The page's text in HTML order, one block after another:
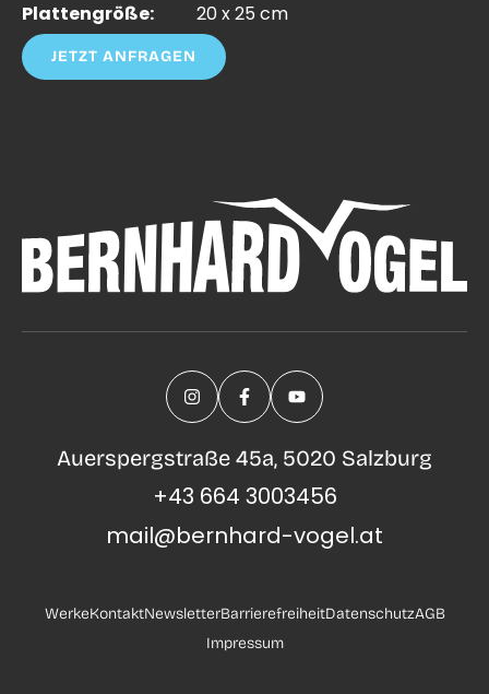
Plattengröße:
20 x 25 cm
JETZT ANFRAGEN
Auerspergstraße 45a, 5020 Salzburg
+43 664 3003456
mail@bernhard-vogel.at
WerkeKontaktNewsletterBarrierefreiheitDatenschutzAGB
Impressum